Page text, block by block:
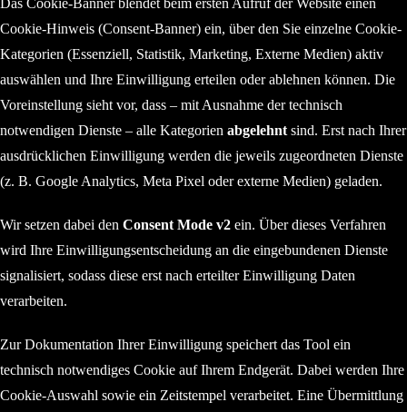
Das Cookie-Banner blendet beim ersten Aufruf der Website einen
Cookie-Hinweis (Consent-Banner) ein, über den Sie einzelne Cookie-
Kategorien (Essenziell, Statistik, Marketing, Externe Medien) aktiv
auswählen und Ihre Einwilligung erteilen oder ablehnen können. Die
Voreinstellung sieht vor, dass – mit Ausnahme der technisch
notwendigen Dienste – alle Kategorien abgelehnt sind. Erst nach Ihrer
ausdrücklichen Einwilligung werden die jeweils zugeordneten Dienste
(z. B. Google Analytics, Meta Pixel oder externe Medien) geladen.
Wir setzen dabei den Consent Mode v2 ein. Über dieses Verfahren
wird Ihre Einwilligungsentscheidung an die eingebundenen Dienste
signalisiert, sodass diese erst nach erteilter Einwilligung Daten
verarbeiten.
Zur Dokumentation Ihrer Einwilligung speichert das Tool ein
technisch notwendiges Cookie auf Ihrem Endgerät. Dabei werden Ihre
Cookie-Auswahl sowie ein Zeitstempel verarbeitet. Eine Übermittlung